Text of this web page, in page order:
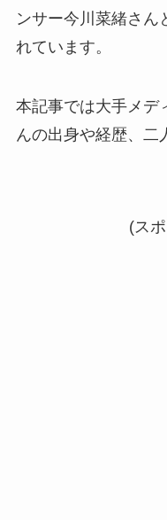
ンサー今川菜緒さん
れています。
本記事では大手メデ
んの出身や経歴、二
(ス